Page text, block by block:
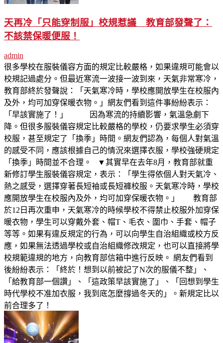
天再冷「只能穿制服」校規惹議 教育部發聲了：
不該禁保暖便服！
admin
很多學校在服裝儀容方面的規定比較嚴格，如果違規可能會以
校規記過處分。但最近寒流一波接一波到來，天氣非常寒冷，
教育部終於發聲說：「天氣寒冷時，學校應開放學生在校服內
及外，均可加穿保暖衣物。」網友們看到這件事紛紛表示：
「早該實施了！」 因為寒流的持續影響，氣溫急劇下
降。但很多服裝儀容規定比較嚴格的學校，仍要求學生必須穿
校服，甚至規定了「換季」時間。網友們認為，每個人對氣溫
的感受不同，應該根據自己的情況來選擇衣服，學校強硬規定
「換季」時間並不合理。 ▼其實早在去年8月，教育部就重
新修訂學生服裝儀容規定，表示：「學生得依個人對天氣冷、
熱之感受，選擇穿著長短袖或長短褲校服。天氣寒冷時，學校
應開放學生在校服內及外，均可加穿保暖衣物。」 教育部
於12日再次重申，天氣寒冷的時候學校不得禁止校服外加穿保
暖衣物，學生可以穿戴外套、帽T、毛衣、圍巾、手套、帽子
等等。如果有違反規定的行為，可以向學生自治組織或校方反
應，如果無法透過學校或自治組織修改規定，也可以直接將學
校規範違規的地方，向教育部信箱中進行反映。 網友們看到
後紛紛表示：「終於！想到以前被記了N次的服儀不整」、
「給教育部一個讚」、「這政策早該實施了」、「回想到學生
時代學校不准加衣服，我到底怎麼撐過冬天的」。新規定比以
前合理多了！